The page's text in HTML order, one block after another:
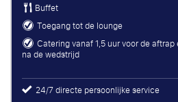
Buffet
Toegang tot de lounge
Catering vanaf 1,5 uur voor de
na de wedstrijd
24/7 directe persoonlijke service